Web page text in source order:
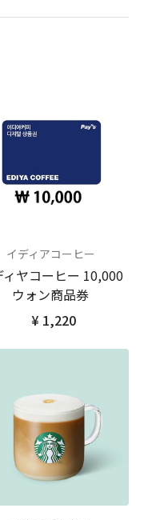
イディアコーヒー
ィヤコーヒー 10,000
ウォン商品券
¥ 1,220